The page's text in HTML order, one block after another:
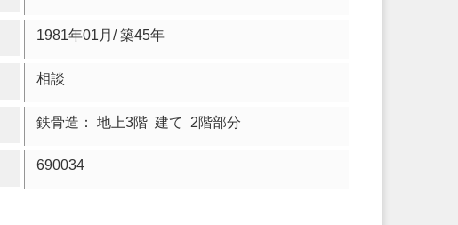
1981年01月/ 築45年
相談
鉄骨造： 地上3階 建て 2階部分
690034